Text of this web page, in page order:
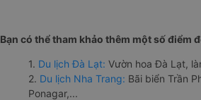
Bạn có thể tham khảo thêm một số điểm
1. Du lịch Đà Lạt: Vườn hoa Đà Lạt,
2. Du lịch Nha Trang: Bãi biển Trần
Ponagar,...